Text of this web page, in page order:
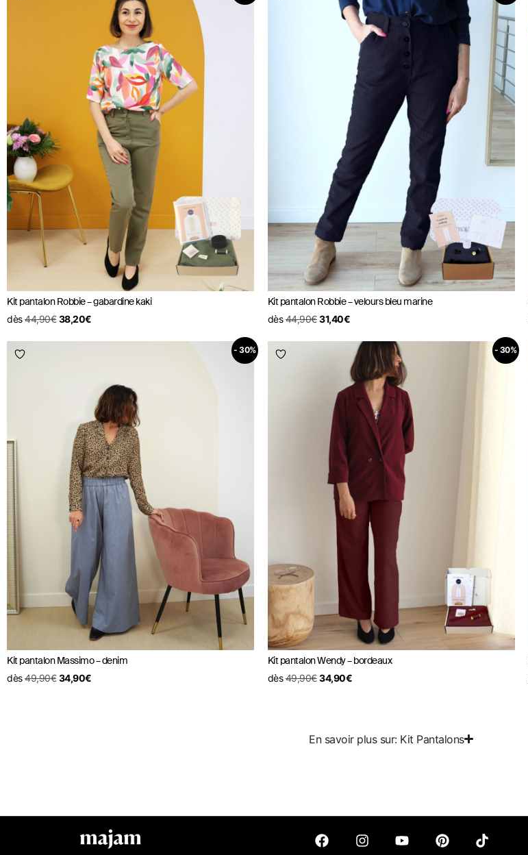
Kit pantalon Robbie – gabardine kaki
dès44,90€ 38,20€
Kit pantalon Robbie – velours bleu marine
dès44,90€ 31,40€
- 30%
Kit pantalon Massimo – denim
dès49,90€ 34,90€
- 30%
Kit pantalon Wendy – bordeaux
dès49,90€ 34,90€
En savoir plus sur: Kit Pantalons